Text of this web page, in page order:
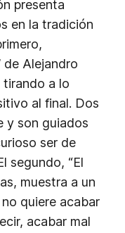
presenta
en la tradición
de Alejandro
a lo
al final. Dos
y son guiados
ser de
segundo, “El
muestra a un
quiere acabar
acabar mal